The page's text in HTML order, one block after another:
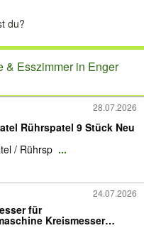
& Esszimmer in Enger
28.07.2026
Rührspatel 9 Stück Neu
/ Rührsp ...
24.07.2026
für
Kreismesser